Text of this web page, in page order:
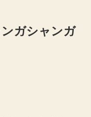
ガシャンガ